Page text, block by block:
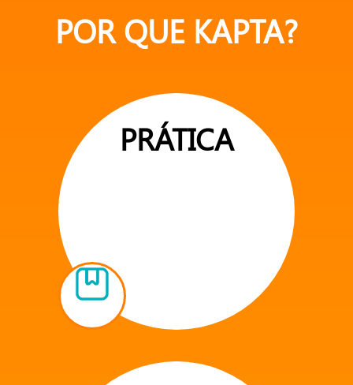
POR QUE KAPTA?
PRÁTICA